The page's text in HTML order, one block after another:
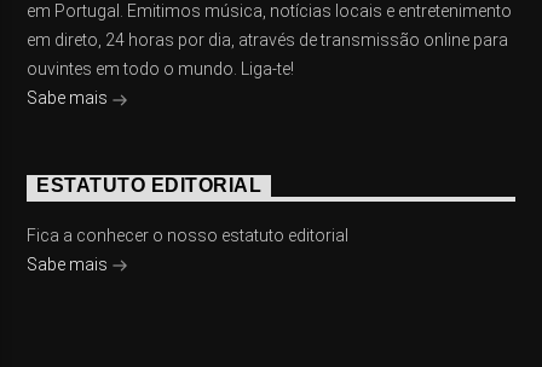
em Portugal. Emitimos música, notícias locais e entretenimento
em direto, 24 horas por dia, através de transmissão online para
ouvintes em todo o mundo. Liga-te!
Sabe mais
ESTATUTO EDITORIAL
Fica a conhecer o nosso estatuto editorial
Sabe mais